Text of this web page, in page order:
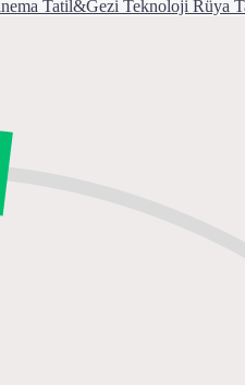
Tatil&Gezi Teknoloji Rüya